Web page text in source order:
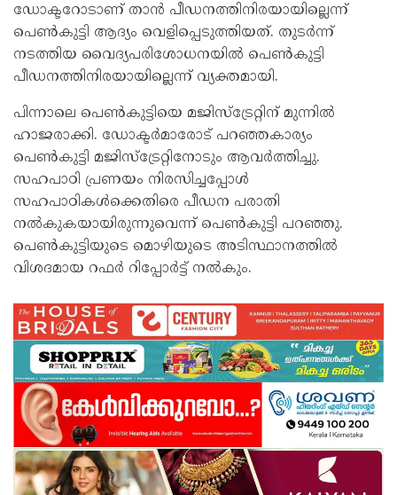
ഡോക്ടറോടാണ് താൻ പീഡനത്തിനിരയായില്ലെന്ന്
പെൺകുട്ടി ആദ്യം വെളിപ്പെടുത്തിയത്. തുടർന്ന്
നടത്തിയ വൈദ്യപരിശോധനയിൽ പെൺകുട്ടി
പീഡനത്തിനിരയായില്ലെന്ന് വ്യക്തമായി.
പിന്നാലെ പെൺകുട്ടിയെ മജിസ്‌ട്രേറ്റിന് മുന്നിൽ
ഹാജരാക്കി. ഡോക്ടർമാരോട് പറഞ്ഞകാര്യം
പെൺകുട്ടി മജിസ്‌ട്രേറ്റിനോടും ആവർത്തിച്ചു.
സഹപാഠി പ്രണയം നിരസിച്ചപ്പോൾ
സഹപാഠികൾക്കെതിരെ പീഡന പരാതി
നൽകുകയായിരുന്നുവെന്ന് പെൺകുട്ടി പറഞ്ഞു.
പെൺകുട്ടിയുടെ മൊഴിയുടെ അടിസ്ഥാനത്തിൽ
വിശദമായ റഫർ റിപ്പോർട്ട് നൽകും.